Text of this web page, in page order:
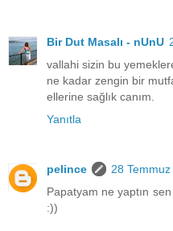
Bir Dut Masalı - nUnU
vallahi sizin bu
ne kadar zengin bir
ellerine sağlık canım.
Yanıtla
pelince
28
Papatyam ne yaptın
:))